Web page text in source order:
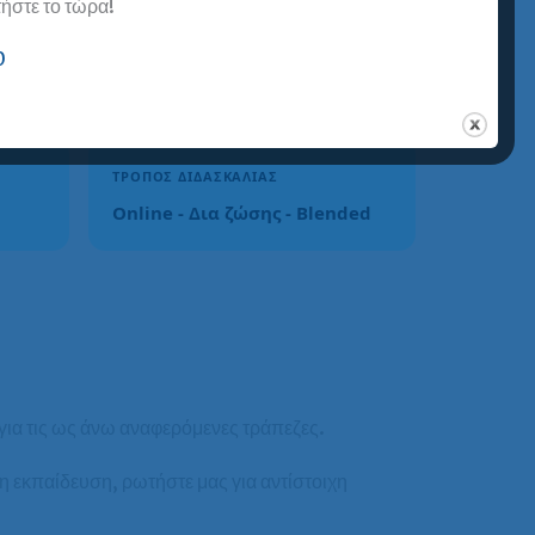
ΤΡΌΠΟΣ ΔΙΔΑΣΚΑΛΊΑΣ
Οnline - Δια ζώσης - Blended
το τώρα!